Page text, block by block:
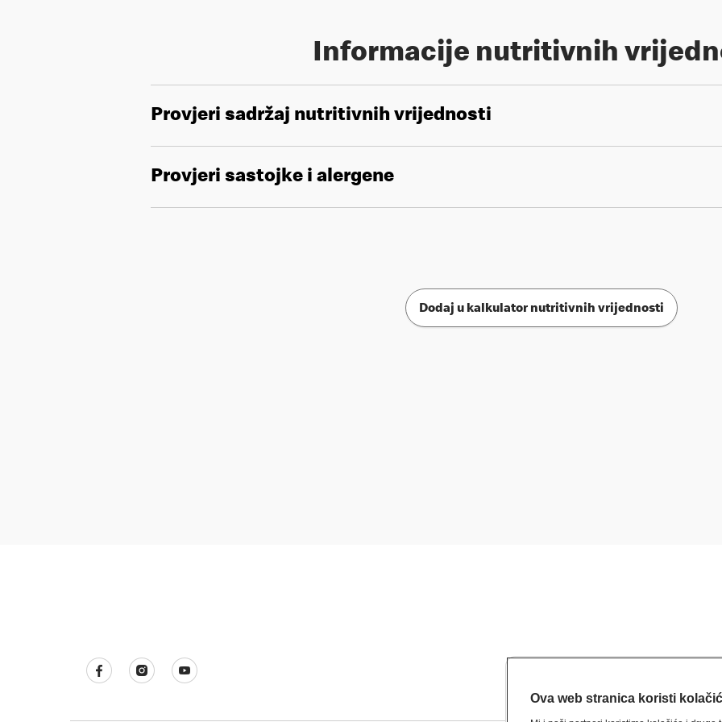
Informacije nutritivnih
Provjeri sadržaj nutritivnih vrijednosti
Provjeri sastojke i alergene
Dodaj u kalkulator nutritivnih vrijednosti
Ova web stranica koristi